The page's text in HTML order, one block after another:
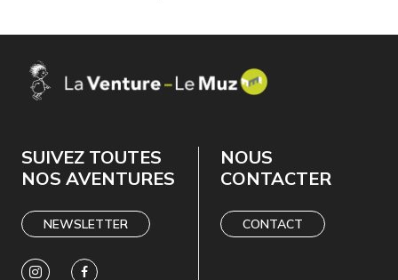
SUIVEZ TOUTES
NOS AVENTURES
NEWSLETTER
NOUS
CONTACTER
CONTACT